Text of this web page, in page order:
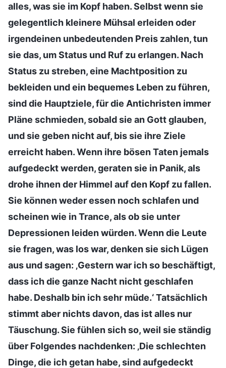
alles, was sie im Kopf haben. Selbst wenn sie
gelegentlich kleinere Mühsal erleiden oder
irgendeinen unbedeutenden Preis zahlen, tun
sie das, um Status und Ruf zu erlangen. Nach
Status zu streben, eine Machtposition zu
bekleiden und ein bequemes Leben zu führen,
sind die Hauptziele, für die Antichristen immer
Pläne schmieden, sobald sie an Gott glauben,
und sie geben nicht auf, bis sie ihre Ziele
erreicht haben. Wenn ihre bösen Taten jemals
aufgedeckt werden, geraten sie in Panik, als
drohe ihnen der Himmel auf den Kopf zu fallen.
Sie können weder essen noch schlafen und
scheinen wie in Trance, als ob sie unter
Depressionen leiden würden. Wenn die Leute
sie fragen, was los war, denken sie sich Lügen
aus und sagen: ‚Gestern war ich so beschäftigt,
dass ich die ganze Nacht nicht geschlafen
habe. Deshalb bin ich sehr müde.‘ Tatsächlich
stimmt aber nichts davon, das ist alles nur
Täuschung. Sie fühlen sich so, weil sie ständig
über Folgendes nachdenken: ‚Die schlechten
Dinge, die ich getan habe, sind aufgedeckt